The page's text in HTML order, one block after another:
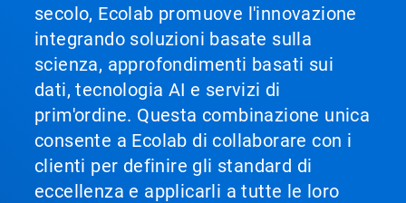
secolo, Ecolab promuove l'innovazione
integrando soluzioni basate sulla
scienza, approfondimenti basati sui
dati, tecnologia AI e servizi di
prim'ordine. Questa combinazione unica
consente a Ecolab di collaborare con i
clienti per definire gli standard di
eccellenza e applicarli a tutte le loro